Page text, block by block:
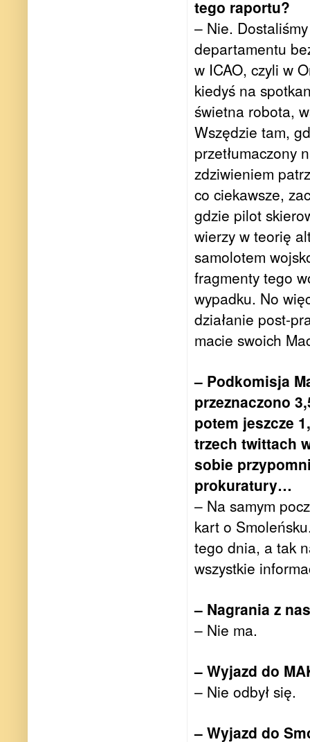
tego raportu?
– Nie.
departamentu
w ICAO, czyli w
kiedyś na
świetna robota,
Wszędzie tam,
przetłumaczony
zdziwieniem
co ciekawsze,
gdzie pilot
wierzy w teorię
samolotem
fragmenty tego
wypadku. No
działanie post-
macie swoich
– Podkomisja
przeznaczono
potem jeszcze
trzech twittach
sobie
prokuratury…
– Na samym
kart o
tego dnia, a tak
wszystkie
– Nagrania z
– Nie ma.
– Wyjazd do
– Nie odbył się.
– Wyjazd do